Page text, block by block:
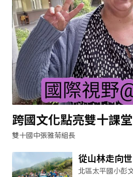
跨國文化點亮雙十課堂
雙十國中張雅菊組長
從山林走向
北區太平國小彭